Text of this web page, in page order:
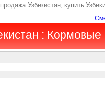
Узбекистан, купить
: Кормовые